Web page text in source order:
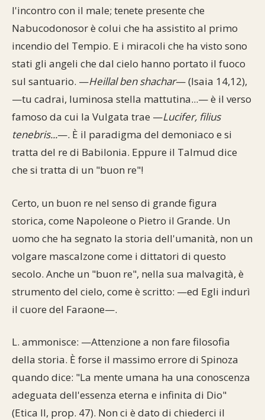
l'incontro con il male; tenete presente che
Nabucodonosor è colui che ha assistito al primo
incendio del Tempio. E i miracoli che ha visto sono
stati gli angeli che dal cielo hanno portato il fuoco
sul santuario. —Heillal ben shachar— (Isaia 14,12),
—tu cadrai, luminosa stella mattutina...— è il verso
famoso da cui la Vulgata trae —Lucifer, filius
tenebris...—. È il paradigma del demoniaco e si
tratta del re di Babilonia. Eppure il Talmud dice
che si tratta di un "buon re"!
Certo, un buon re nel senso di grande figura
storica, come Napoleone o Pietro il Grande. Un
uomo che ha segnato la storia dell'umanità, non un
volgare mascalzone come i dittatori di questo
secolo. Anche un "buon re", nella sua malvagità, è
strumento del cielo, come è scritto: —ed Egli indurì
il cuore del Faraone—.
L. ammonisce: —Attenzione a non fare filosofia
della storia. È forse il massimo errore di Spinoza
quando dice: "La mente umana ha una conoscenza
adeguata dell'essenza eterna e infinita di Dio"
(Etica II, prop. 47). Non ci è dato di chiederci il